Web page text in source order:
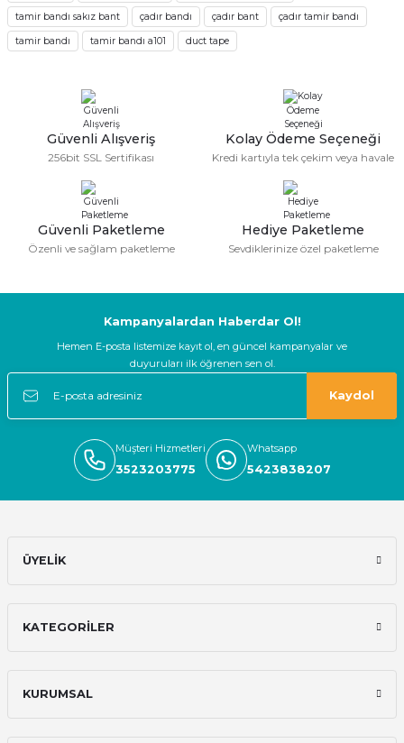
Ürün açıklamasında eksik bilgiler bulunuyor.
Ürün bilgilerinde hatalar bulunuyor.
Bu ürüne benzer farklı alternatifler olmalı.
Sorunsuz
Latif Öztürk | 12/09/2025
Gerçekten harika bir kuruluş ve hızlı,
güvenli bir teslimat. Teşekkür ederim.
Abdulkerim Değirmenci | 08/04/2025
yeterince açıklayıcı bilgi içeren işlevsel
O... A... | 12/12/2024
kaldım
Deneyimini Paylaş
tamir bandı sakız bant çadır bandı çadır bant çadır tamir bandı
tamir bandı tamir bandı a101 duct tape
Güvenli Alışveriş
256bit SSL Sertifikası
Kolay Ödeme Seçeneği
Kredi kartıyla tek çekim veya havale
Güvenli Paketleme
Özenli ve sağlam paketleme
Hediye Paketleme
Sevdiklerinize özel paketleme
Kampanyalardan Haberdar Ol!
Hemen E-posta listemize kayıt ol, en güncel kampanyalar ve
duyuruları ilk öğrenen sen ol.
Kaydol
Müşteri Hizmetleri
3523203775
Whatsapp
5423838207
ÜYELİK
KATEGORİLER
KURUMSAL